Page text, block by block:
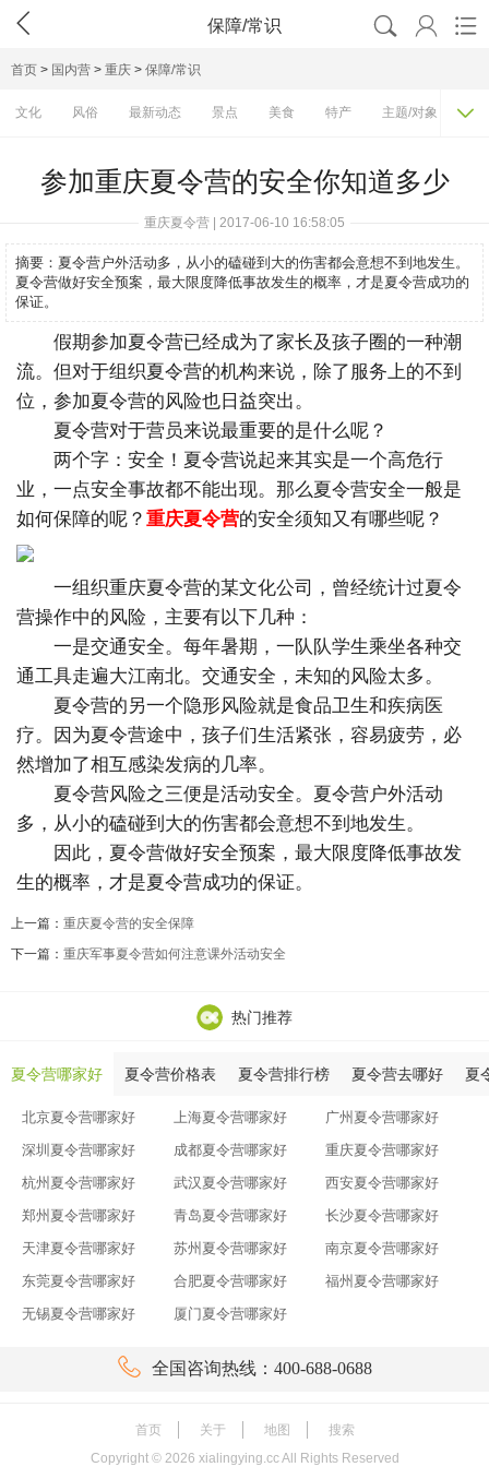
 保障/常识   
首页 > 国内营 > 重庆 > 保障/常识
文化 风俗 最新动态 景点 美食 特产 主题/对象 费

参加重庆夏令营的安全你知道多少
重庆夏令营 | 2017-06-10 16:58:05
摘要： 夏令营户外活动多，从小的磕碰到大的伤害都会意想不到地发生。
夏令营做好安全预案，最大限度降低事故发生的概率，才是夏令营成功的
保证。
假期参加夏令营已经成为了家长及孩子圈的一种潮
流。但对于组织夏令营的机构来说，除了服务上的不到
位，参加夏令营的风险也日益突出。
夏令营对于营员来说最重要的是什么呢？
两个字：安全！夏令营说起来其实是一个高危行
业，一点安全事故都不能出现。那么夏令营安全一般是
如何保障的呢？ 重庆夏令营的安全须知又有哪些呢？
一组织重庆夏令营的某文化公司，曾经统计过夏令
营操作中的风险，主要有以下几种：
一是交通安全。每年暑期，一队队学生乘坐各种交
通工具走遍大江南北。交通安全，未知的风险太多。
夏令营的另一个隐形风险就是食品卫生和疾病医
疗。因为夏令营途中，孩子们生活紧张，容易疲劳，必
然增加了相互感染发病的几率。
夏令营风险之三便是活动安全。夏令营户外活动
多，从小的磕碰到大的伤害都会意想不到地发生。
因此，夏令营做好安全预案，最大限度降低事故发
生的概率，才是夏令营成功的保证。
上一篇： 重庆夏令营的安全保障
下一篇： 重庆军事夏令营如何注意课外活动安全
热门推荐
夏令营哪家好 夏令营价格表 夏令营排行榜 夏令营去哪好 夏
北京夏令营哪家好 上海夏令营哪家好
广州夏令营哪家好
深圳夏令营哪家好
成都夏令营哪家好
重庆夏令营哪家好
杭州夏令营哪家好
武汉夏令营哪家好
西安夏令营哪家好
郑州夏令营哪家好
青岛夏令营哪家好
长沙夏令营哪家好
天津夏令营哪家好
苏州夏令营哪家好
南京夏令营哪家好
东莞夏令营哪家好
合肥夏令营哪家好
福州夏令营哪家好
无锡夏令营哪家好
厦门夏令营哪家好
 全国咨询热线：400-688-0688
首页 关于 地图
搜索
Copyright © 2026 xialingying.cc All Rights Reserved